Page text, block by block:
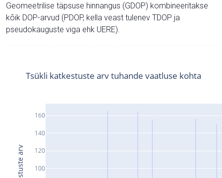
Geomeetrilise täpsuse hinnangus (GDOP) kombineeritakse
kõik DOP-arvud (PDOP, kella veast tulenev TDOP ja
pseudokauguste viga ehk UERE).
100
120
140
160
Tsükli katkestuste arv tuhande vaatluse kohta